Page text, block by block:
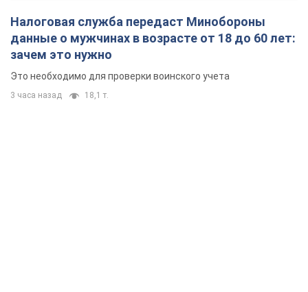
Налоговая служба передаст Минобороны
данные о мужчинах в возрасте от 18 до 60 лет:
зачем это нужно
Это необходимо для проверки воинского учета
3 часа назад 18,1 т.